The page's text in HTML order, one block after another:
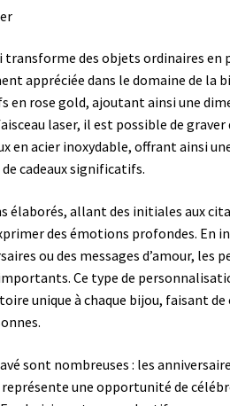
des objets ordinaires en
appréciée dans le domaine de la
en rose gold, ajoutant ainsi une
laser, il est possible de
en acier inoxydable, offrant ainsi
cadeaux significatifs.
élaborés, allant des initiales aux
des émotions profondes. En
ou des messages d’amour, les
Ce type de
unique à chaque bijou, faisant de
sont nombreuses : les
une opportunité de